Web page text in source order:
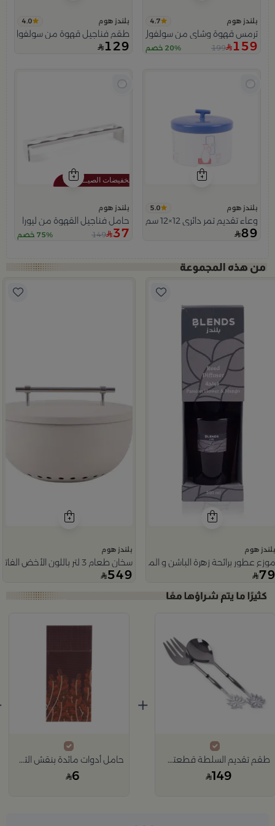
بلندز هوم 4.7
ترمس قهوة وشاي من سولفول
159
199 20% خصم
بلندز هوم 4.0
طقم فناجيل قهوة من سولفول
129
بلندز هوم 5.0
وعاء تقديم تمر دائري 12×12 سم متعدد الألوان من الخزف الحجري مع غطاء من سولفول
89
بلندز هوم
حامل فناجيل القهوة من ليورا
37
149 75% خصم
بلندز هوم
موزع عطور برائحة زهرة الباشن و المانجو 200 مل من ليورا
79
بلندز هوم
سخان طعام 3 لتر باللون الأخض الفاتح من ليورا
549
Slide 1
طقم تقديم السلطة قطعتين من رتيلة
149
+
حامل أدوات مائدة بنقش التمر من ملاذ
6